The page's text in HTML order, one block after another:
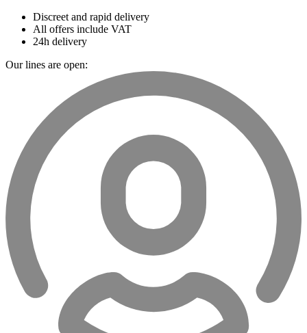
Discreet and rapid delivery
All offers include VAT
24h delivery
Our lines are open: